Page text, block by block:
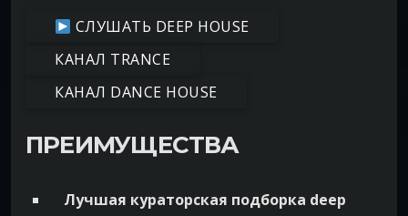
СЛУШАТЬ DEEP HOUSE
КАНАЛ TRANCE
КАНАЛ DANCE HOUSE
ПРЕИМУЩЕСТВА
Лучшая кураторская подборка deep